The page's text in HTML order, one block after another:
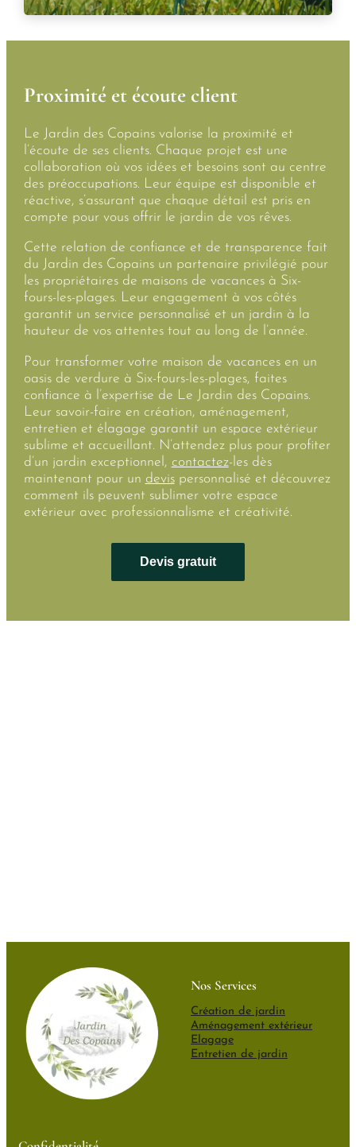
Proximité et écoute client
Le Jardin des Copains valorise la proximité et
l’écoute de ses clients. Chaque projet est une
collaboration où vos idées et besoins sont au centre
des préoccupations. Leur équipe est disponible et
réactive, s’assurant que chaque détail est pris en
compte pour vous offrir le jardin de vos rêves.
Cette relation de confiance et de transparence fait
du Jardin des Copains un partenaire privilégié pour
les propriétaires de maisons de vacances à Six-
fours-les-plages. Leur engagement à vos côtés
garantit un service personnalisé et un jardin à la
hauteur de vos attentes tout au long de l’année.
Pour transformer votre maison de vacances en un
oasis de verdure à Six-fours-les-plages, faites
confiance à l’expertise de Le Jardin des Copains.
Leur savoir-faire en création, aménagement,
entretien et élagage garantit un espace extérieur
sublime et accueillant. N’attendez plus pour profiter
d’un jardin exceptionnel, contactez-les dès
maintenant pour un devispersonnalisé et découvrez
comment ils peuvent sublimer votre espace
extérieur avec professionnalisme et créativité.
Devis gratuit
Nos Services
Création de jardin
Aménagement extérieur
Elagage
Entretien de jardin